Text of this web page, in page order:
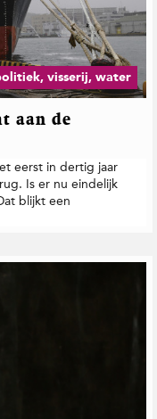
visserij, water
aan de
eerst in dertig jaar
Is er nu eindelijk
blijkt een